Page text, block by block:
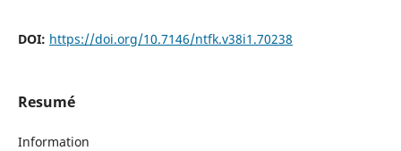
DOI: https://doi.org/10.7146/ntfk.v38i1.70238
Resumé
Information